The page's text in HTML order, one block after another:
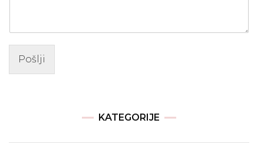
Pošlji
KATEGORIJE